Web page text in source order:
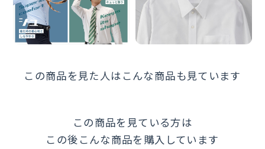
ベトナム
注意点
※別布を含む濃色生地は色落ち・移染が 発生する場合
発売日
この商品を見た人はこんな商品も見ています
この商品を見ている方は
この後こんな商品を購入しています